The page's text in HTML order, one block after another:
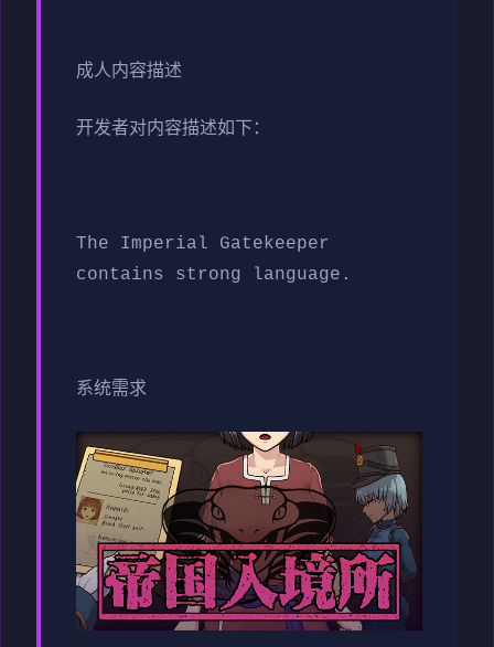
成人内容描述
开发者对内容描述如下：
The Imperial Gatekeeper
contains strong language.
系统需求